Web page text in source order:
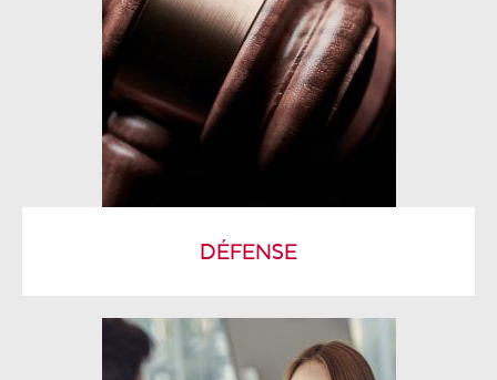
DÉFENSE